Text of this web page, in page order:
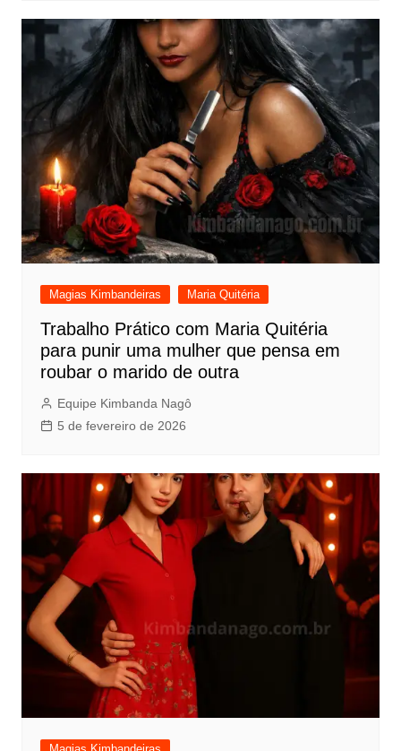
Magias Kimbandeiras Maria Quitéria
Trabalho Prático com Maria Quitéria
para punir uma mulher que pensa em
roubar o marido de outra
Equipe Kimbanda Nagô
5 de fevereiro de 2026